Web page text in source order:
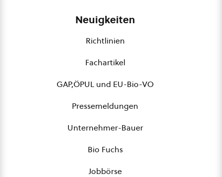
Neuigkeiten
Richtlinien
Fachartikel
GAP,ÖPUL und EU-Bio-VO
Pressemeldungen
Unternehmer-Bauer
Bio Fuchs
Jobbörse